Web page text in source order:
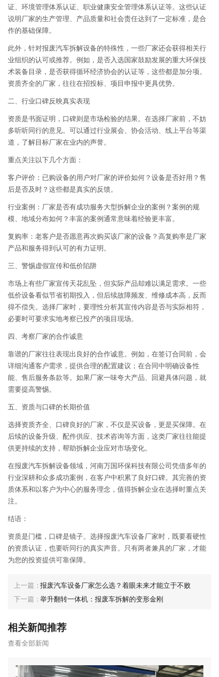
证、环境管理体系认证、职业健康安全管理体系认证等。这些认证
说明厂家的生产管理、产品质量和社会责任达到了一定标准，是合
作的基础保障。
此外，针对报废汽车拆解设备的特殊性，一些厂家还会获得相关行
业组织的认可或推荐。例如，是否入选国家鼓励发展的重大环保技
术装备目录，是否获得循环经济协会的认证等，这些都是加分项。
资质齐全的厂家，往往在招投标、项目申报中更具优势。
二、行业口碑反映真实表现
资质是书面证明，口碑则是市场检验的结果。在选择厂家前，不妨
多听听同行的意见。可以通过行业展会、协会活动、线上平台等渠
道，了解目标厂家在业内的声誉。
重点关注以下几个方面：
客户评价：已购设备的用户对厂家的评价如何？设备是否好用？售
后是否及时？这些都是真实的反馈。
行业案例：厂家是否有成功服务大型拆解企业的案例？案例的规
模、地域分布如何？丰富的案例通常意味着经验更丰富。
复购率：老客户是否愿意再次购买该厂家的设备？高复购率是厂家
产品和服务得到认可的有力证明。
三、警惕虚假宣传和低价陷阱
市场上有些厂家宣传天花乱坠，但实际产品却难以满足需求。一些
低价设备看似节省初期投入，但后续故障频发、维修成本高，反而
得不偿失。选择厂家时，要理性分析其宣传内容是否与实际相符，
必要时可要求实地考察已投产的项目现场。
四、考察厂家的合作诚意
靠谱的厂家往往表现出良好的合作诚意。例如，在签订合同前，会
详细沟通客户需求，提供合理的配置建议；在合同中明确设备性
能、售后服务条款等。如果厂家一味夸大产品、回避具体问题，就
需要提高警惕。
五、资质与口碑的长期价值
选择资质齐全、口碑良好的厂家，不仅是买设备，更是买保障。在
后续的设备升级、配件供应、技术咨询等方面，这类厂家往往能提
供更持续的支持，帮助拆解企业应对市场变化。
在报废汽车拆解设备领域，河南万国环保科技有限公司凭借多年的
行业深耕和众多成功案例，在客户中积累了良好口碑。其完善的资
质体系和以客户为中心的服务理念，值得拆解企业在选择时重点关
注。
结语：
资质是门槛，口碑是镜子。选择报废汽车设备厂家时，既要看硬性
的资质认证，也要听同行的真实声音。只有两者兼具的厂家，才能
为您的投资提供可靠保障。
报废汽车设备厂家怎么选？着眼未来才能立于不败
举升翻转一体机：报废车拆解的变形金刚
相关新闻推荐
查看全部新闻